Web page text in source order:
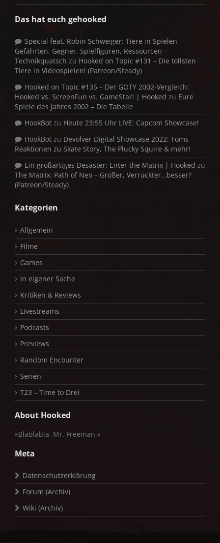
Das hat euch gehooked
Special feat. Robin Schweiger: Tiere in Spielen -
Gefährten, Gegner, Spielfiguren, Ressourcen -
Technikquatsch zu Hooked on Topic #131 – Die tollsten
Tiere in Videospielen! (Patreon/Steady)
Hooked on Topic #135 – Der GOTY 2002-Vergleich:
Hooked vs. ScreenFun vs. GameStar! | Hooked zu Eure
Spiele des Jahres 2002 – Die Tabelle
HookBot zu Heute 23:55 Uhr LIVE: Capcom Showcase!
HookBot zu Devolver Digital Showcase 2022: Toms
Reaktionen zu Skate Story, The Plucky Squire & mehr!
Ein großartiges Desaster: Enter the Matrix | Hooked zu
The Matrix: Path of Neo – Größer, Verrückter…besser?
(Patreon/Steady)
Kategorien
Allgemein
Filme
Games
In eigener Sache
Kritiken & Reviews
Livestreams
Podcasts
Previews
Random Encounter
Serien
T23 – Time to Drei
About Hooked
»Blablabla, Mr. Freeman.«
Meta
Datenschutzerklärung
Forum (Archiv)
Wiki (Archiv)